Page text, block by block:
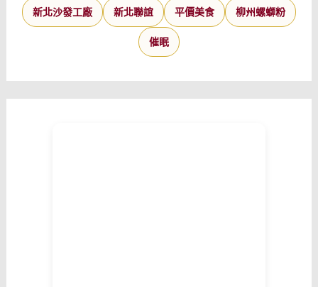
新北沙發工廠 新北聯誼 平價美食 柳州螺螄粉
催眠